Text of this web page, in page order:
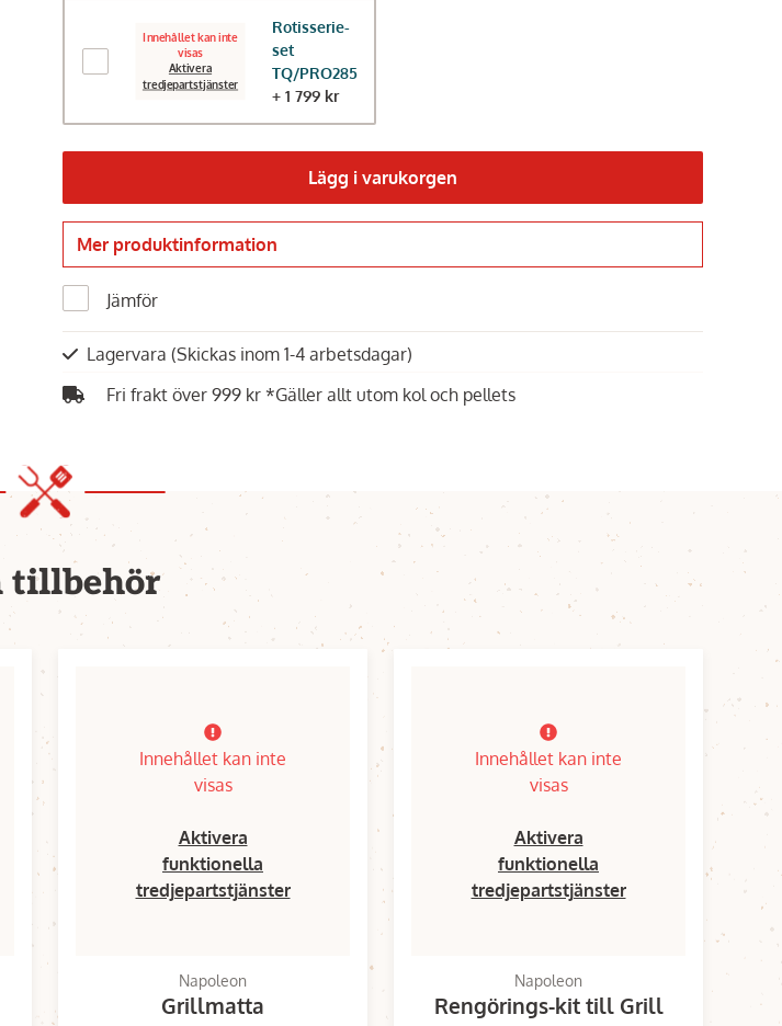
Innehållet kan inte
visas
Aktivera
tredjepartstjänster
Rotisserie-
set
TQ/PRO285
+ 1 799 kr
Lägg i varukorgen
Mer produktinformation
Jämför
Lagervara (Skickas inom 1-4 arbetsdagar)
Fri frakt över 999 kr *Gäller allt utom kol och pellets
tillbehör
Innehållet kan inte
visas
Aktivera
funktionella
tredjepartstjänster
Napoleon
Grillmatta
Innehållet kan inte
visas
Aktivera
funktionella
tredjepartstjänster
Napoleon
Rengörings-kit till Grill